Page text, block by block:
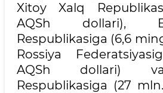
Xitoy Xalq
AQSh dollari),
Respublikasiga (6,6
Rossiya
AQSh dollari)
Respublikasiga (27